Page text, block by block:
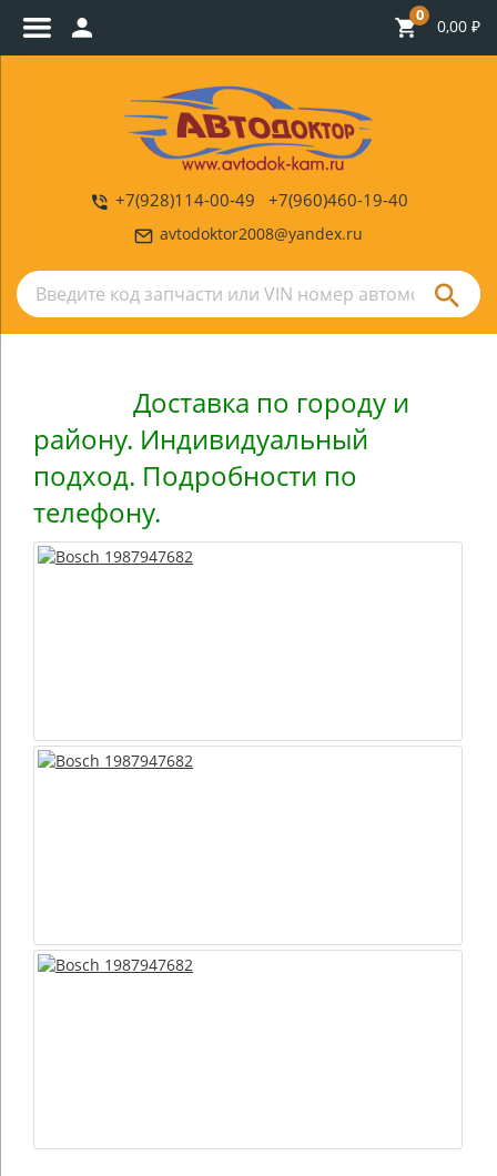
0
0,00 ₽
+7(928)114-00-49 +7(960)460-19-40
avtodoktor2008@yandex.ru
Доставка по городу и
району. Индивидуальный
подход. Подробности по
телефону.